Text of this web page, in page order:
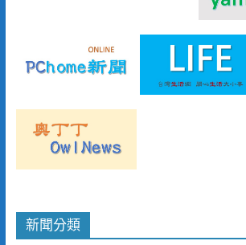
新聞分類